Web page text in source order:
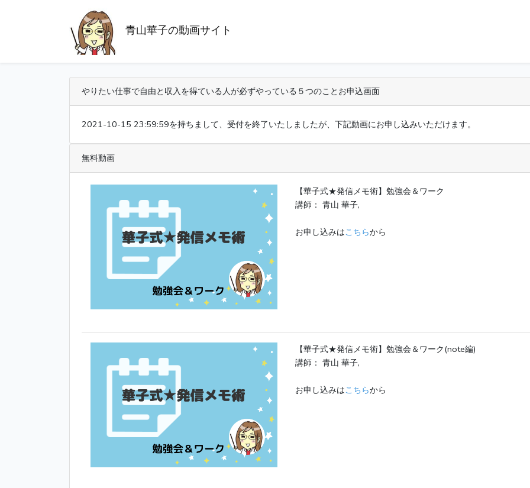
青山華子の動画サイト
やりたい仕事で自由と収入を得ている人が必ずやっている５つのことお申込画面
2021-10-15 23:59:59を持ちまして、受付を終了いたしましたが、下記動画にお申し込みいただけます。
無料動画
【華子式★発信メモ術】勉強会＆ワーク
講師： 青山 華子,
お申し込みはこちらから
【華子式★発信メモ術】勉強会＆ワーク(note編)
講師： 青山 華子,
お申し込みはこちらから